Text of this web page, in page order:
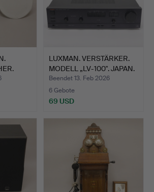
LUXMAN. VERSTÄRKER.
MODELL „LV-100". JAPAN.
Beendet 13. Feb 2026
6 Gebote
69 USD